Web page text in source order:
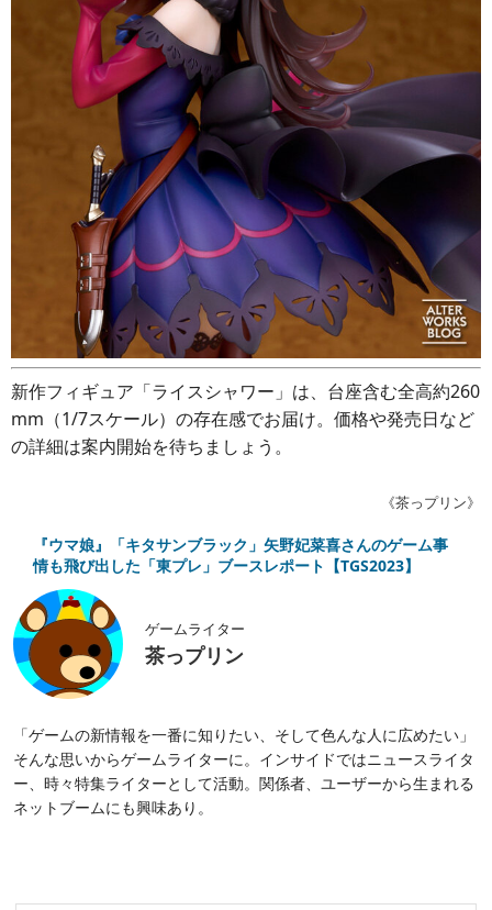
新作フィギュア「ライスシャワー」は、台座含む全高約260
mm（1/7スケール）の存在感でお届け。価格や発売日など
の詳細は案内開始を待ちましょう。
《茶っプリン》
『ウマ娘』「キタサンブラック」矢野妃菜喜さんのゲーム事
情も飛び出した「東プレ」ブースレポート【TGS2023】
ゲームライター
茶っプリン
「ゲームの新情報を一番に知りたい、そして色んな人に広めたい」
そんな思いからゲームライターに。インサイドではニュースライタ
ー、時々特集ライターとして活動。関係者、ユーザーから生まれる
ネットブームにも興味あり。